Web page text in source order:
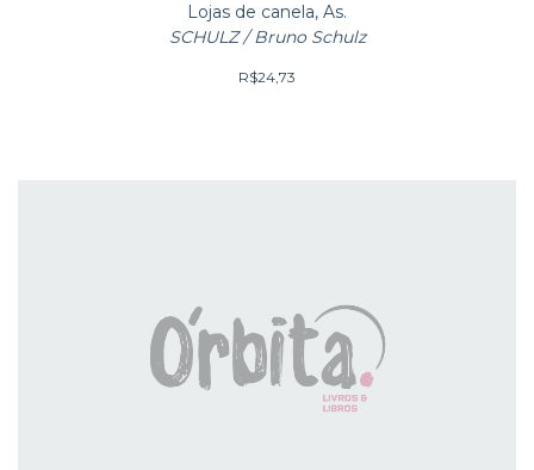
Lojas de canela, As.
SCHULZ / Bruno Schulz
R$24,73